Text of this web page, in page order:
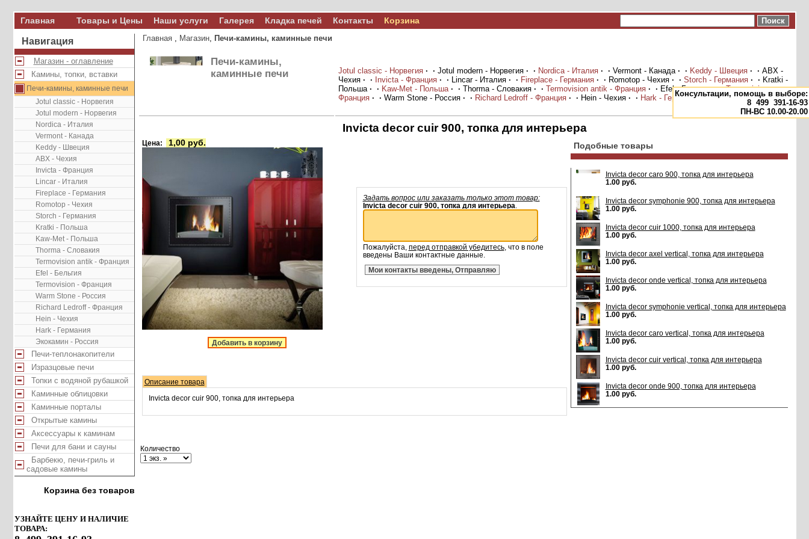
Главная Товары и Цены Наши услуги Галерея Кладка печей Контакты Корзина
Навигация
Магазин - оглавление
Камины, топки, вставки
Печи-камины, каминные печи
Jotul classic - Норвегия
Jotul modern - Норвегия
Nordica - Италия
Vermont - Канада
Keddy - Швеция
ABX - Чехия
Invicta - Франция
Lincar - Италия
Fireplace - Германия
Romotop - Чехия
Storch - Германия
Kratki - Польша
Kaw-Met - Польша
Thorma - Словакия
Termovision antik - Франция
Efel - Бельгия
Termovision - Франция
Warm Stone - Россия
Richard Ledroff - Франция
Hein - Чехия
Hark - Германия
Экокамин - Россия
Печи-теплонакопители
Изразцовые печи
Топки с водяной рубашкой
Каминные облицовки
Каминные порталы
Открытые камины
Аксессуары к каминам
Печи для бани и сауны
Барбекю, печи-гриль и
садовые камины
Корзина без товаров
Консультации, помощь в выборе:
8 499 391-16-93
ПН-ВС 10.00-20.00
УЗНАЙТЕ ЦЕНУ И НАЛИЧИЕ
ТОВАРА:
Главная, Магазин, Печи-камины, каминные печи
Печи-камины,
каминные печи
Jotul classic - Норвегия · · Jotul modern - Норвегия · · Nordica - Италия · · Vermont - Канада · · Keddy - Швеция · · ABX -
Чехия · · Invicta - Франция · · Lincar - Италия · · Fireplace - Германия · · Romotop - Чехия · · Storch - Германия · · Kratki -
Польша · · Kaw-Met - Польша · · Thorma - Словакия · · Termovision antik - Франция · · Efel - Бельгия · · Termovision -
Франция · · Warm Stone - Россия · · Richard Ledroff - Франция · · Hein - Чехия · · Hark - Германия · · Экокамин - Россия
Invicta decor cuir 900, топка для интерьера
Цена: 1,00 руб.
Добавить в корзину
Задать вопрос или заказать только этот товар:
Invicta decor cuir 900, топка для интерьера
Пожалуйста, перед отправкой убедитесь, что в поле
введены Ваши контактные данные.
Мои контакты введены, Отправляю
Подобные товары
Invicta decor caro 900, топка для интерьера
1.00 руб.
Invicta decor symphonie 900, топка для интерьера
1.00 руб.
Invicta decor cuir 1000, топка для интерьера
1.00 руб.
Invicta decor axel vertical, топка для интерьера
1.00 руб.
Invicta decor onde vertical, топка для интерьера
1.00 руб.
Invicta decor symphonie vertical, топка для интерьера
1.00 руб.
Invicta decor caro vertical, топка для интерьера
1.00 руб.
Invicta decor cuir vertical, топка для интерьера
1.00 руб.
Invicta decor onde 900, топка для интерьера
1.00 руб.
Описание товара
Invicta decor cuir 900, топка для интерьера
Количество